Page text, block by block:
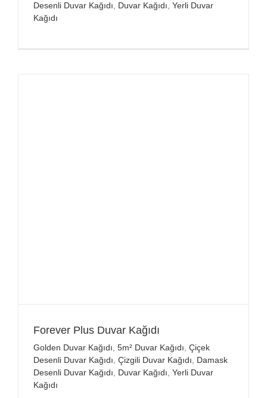
Desenli Duvar Kağıdı
Duvar Kağıdı Yerli Duvar
Kağıdı
Forever Plus Duvar Kağıdı
Golden Duvar Kağıdı 5m² Duvar Kağıdı Çiçek
Desenli Duvar Kağıdı Çizgili Duvar Kağıdı
Damask
Desenli Duvar Kağıdı
Duvar Kağıdı Yerli Duvar
Kağıdı